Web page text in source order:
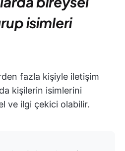
isimleri
fazla kişiyle iletişim
kişilerin isimlerini
ve ilgi çekici olabilir.